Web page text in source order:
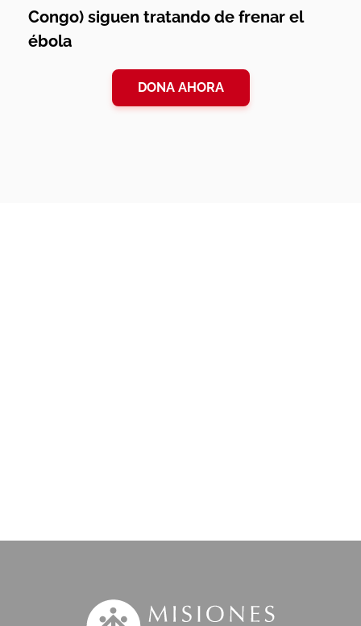
Congo) siguen tratando de frenar el
ébola
DONA AHORA